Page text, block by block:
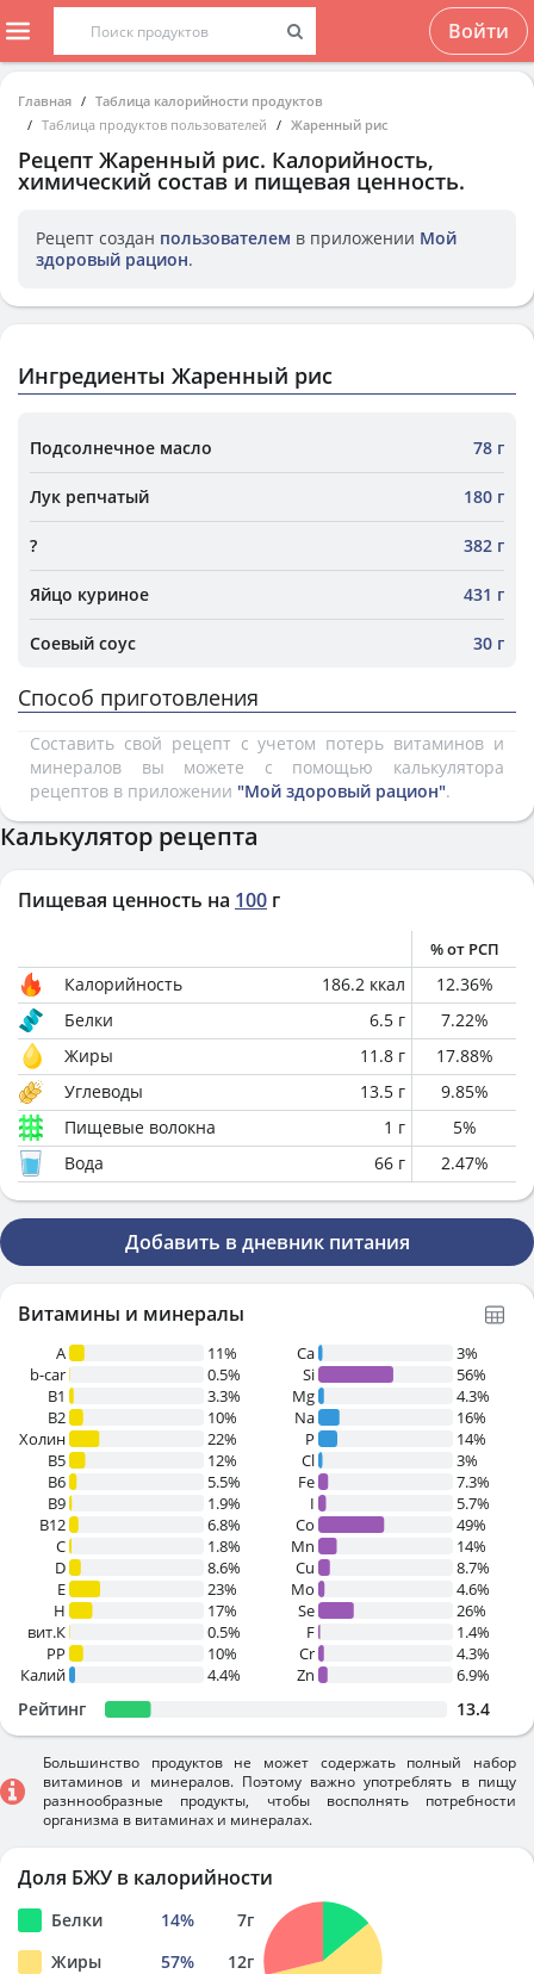
Войти
Главная
Таблица калорийности продуктов
Таблица продуктов пользователей
Жаренный рис
Рецепт Жаренный рис. Калорийность,
химический состав и пищевая ценность.
Рецепт создан пользователем в приложении Мой
здоровый рацион.
Ингредиенты Жаренный рис
Подсолнечное масло 78 г
Лук репчатый 180 г
? 382 г
Яйцо куриное 431 г
Соевый соус 30 г
Способ приготовления
Составить свой рецепт с учетом потерь витаминов и
минералов вы можете с помощью калькулятора
рецептов в приложении "Мой здоровый рацион".
Калькулятор рецепта
Пищевая ценность на 100 г
% от РСП
Калорийность 186.2 ккал 12.36%
Белки
6.5 г 7.22%
Жиры
11.8 г 17.88%
Углеводы
13.5 г 9.85%
Пищевые волокна
1 г 5%
Вода
66 г 2.47%
Добавить в дневник питания
Витамины и минералы
A
11%
b-car
0.5%
В1
3.3%
B2
10%
Холин
22%
B5
12%
B6
5.5%
B9
1.9%
B12
6.8%
C
1.8%
D
8.6%
E
23%
H
17%
вит.К
0.5%
PP
10%
Калий
4.4%
Ca
3%
Si
56%
Mg
4.3%
Na
16%
P
14%
Cl
3%
Fe
7.3%
I
5.7%
Co
49%
Mn
14%
Cu
8.7%
Mo
4.6%
Se
26%
F
1.4%
Cr
4.3%
Zn
6.9%
Рейтинг 13.4
Большинство продуктов не может содержать полный набор
витаминов и минералов. Поэтому важно употреблять в пищу
разннообразные продукты, чтобы восполнять потребности
организма в витаминах и минералах.
Доля БЖУ в калорийности
Белки 14% 7г
Жиры
57% 12г